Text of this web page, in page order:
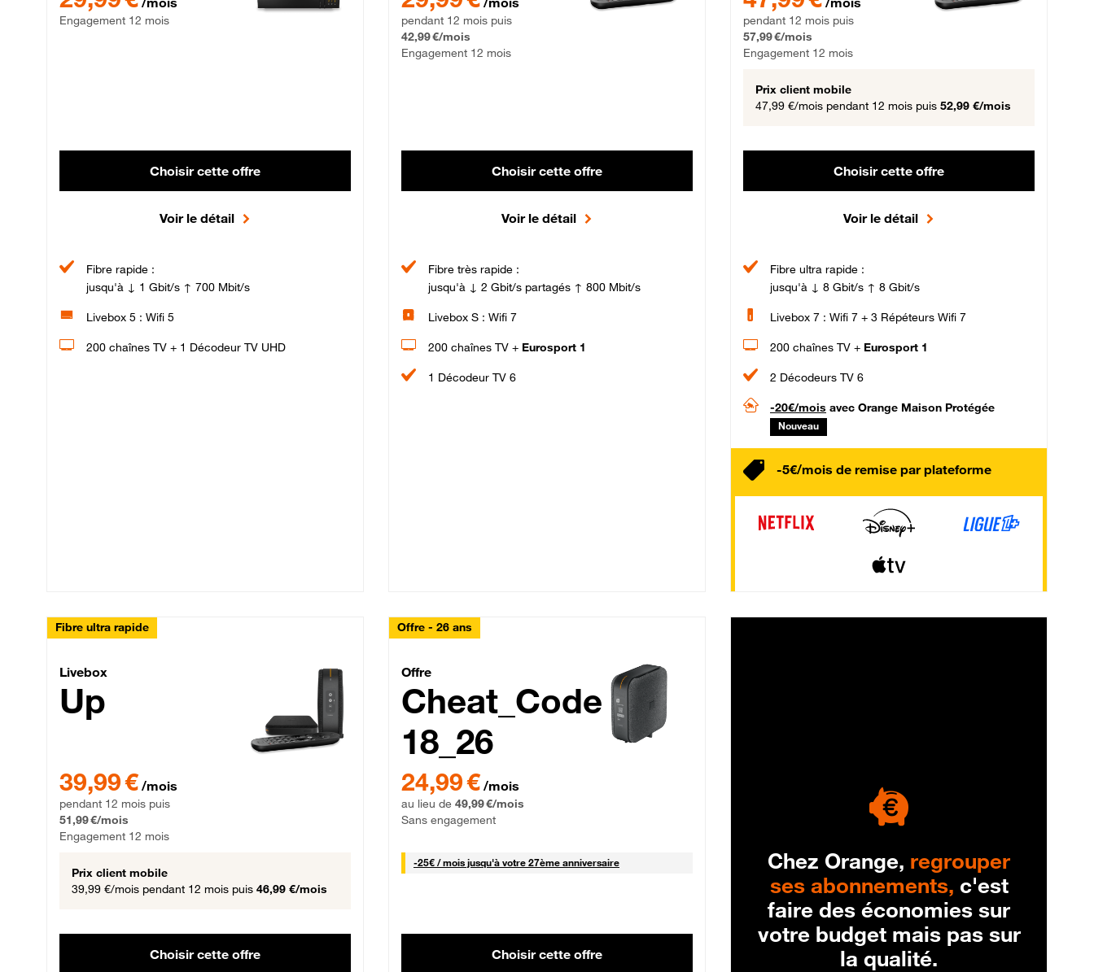
Engagement 12 mois
Choisir cette offre
Voir le détail
Fibre rapide :
jusqu'à ↓ 1 Gbit/s ↑ 700 Mbit/s
Livebox 5 : Wifi 5
200 chaînes TV + 1 Décodeur TV UHD
pendant 12 mois puis
42,99 €/mois
Engagement 12 mois
Choisir cette offre
Voir le détail
Fibre très rapide :
jusqu'à ↓ 2 Gbit/s partagés ↑ 800 Mbit/s
Livebox S : Wifi 7
200 chaînes TV + Eurosport 1
1 Décodeur TV 6
pendant 12 mois puis
57,99 €/mois
Engagement 12 mois
Prix client mobile
47,99 €/mois pendant 12 mois puis 52,99 €/mois
Choisir cette offre
Voir le détail
Fibre ultra rapide :
jusqu'à ↓ 8 Gbit/s ↑ 8 Gbit/s
Livebox 7 : Wifi 7 + 3 Répéteurs Wifi 7
200 chaînes TV + Eurosport 1
2 Décodeurs TV 6
-20€/mois avec Orange Maison Protégée
Nouveau
-5€/mois de remise par plateforme
Fibre ultra rapide
Livebox Up Fibre
Livebox
Up
39,99 € /mois
pendant 12 mois puis
51,99 €/mois
Engagement 12 mois
Prix client mobile
39,99 €/mois pendant 12 mois puis 46,99 €/mois
Choisir cette offre
Offre - 26 ans
Cheat_Code Fibre_18_26
Offre
Cheat_Code
18_26
24,99 € /mois
au lieu de 49,99 €/mois
Sans engagement
-25€ / mois25 € par mois
jusqu'à votre 27ème anniversaire
Choisir cette offre
Chez Orange, regrouper
ses abonnements, c'est
faire des économies sur
votre budget mais pas sur
la qualité.